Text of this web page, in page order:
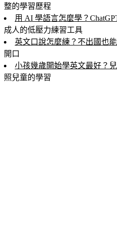
整的學習歷程
用 AI 學語言怎麼學？
成人的低壓力練習工具
英文口說怎麼練？不出國也
開口
小孩幾歲開始學英文最好？
照兒童的學習